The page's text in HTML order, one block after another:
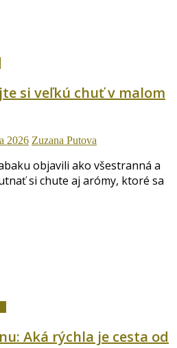
si veľkú chuť v malom
2026 Zuzana Putova
objavili ako všestranná a
si chute aj arómy, ktoré sa
Aká rýchla je cesta od